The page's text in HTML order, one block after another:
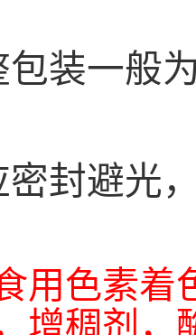
装一般
封避光
用色素着
增稠剂，